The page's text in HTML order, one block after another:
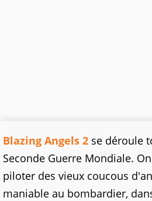
Blazing Angels 2 se déroule
Seconde Guerre Mondiale.
piloter des vieux coucous
maniable au bombardier,